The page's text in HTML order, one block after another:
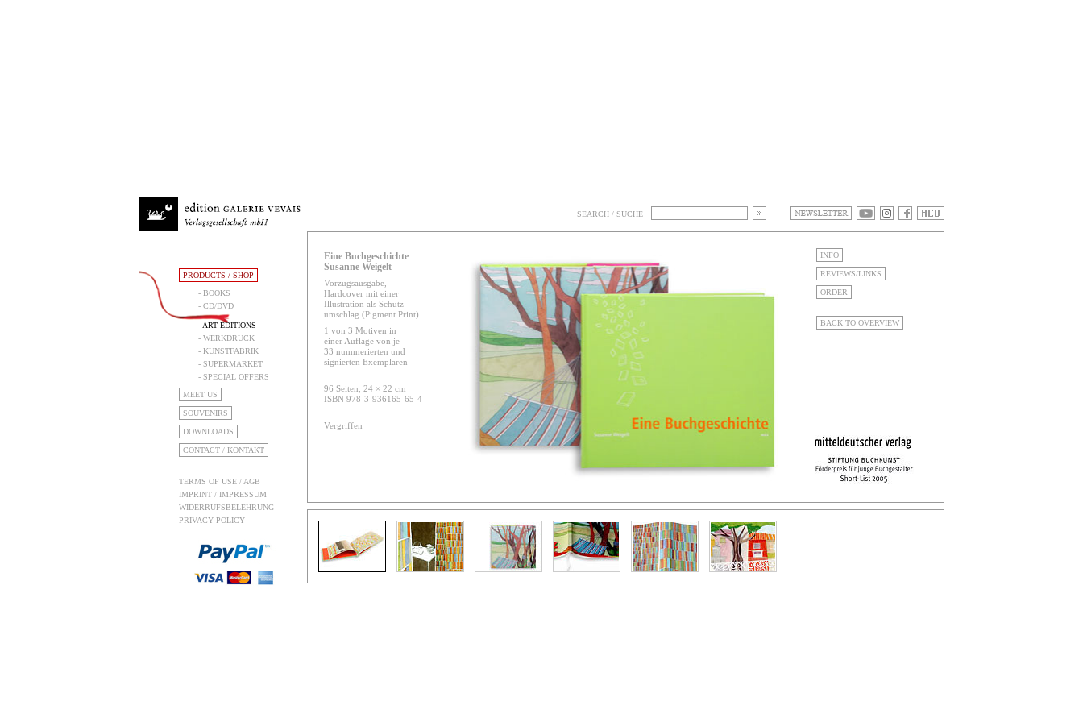
SEARCH / SUCHE
PRODUCTS / SHOP
- BOOKS
- CD/DVD
- ART EDITIONS
- WERKDRUCK
- KUNSTFABRIK
- SUPERMARKET
- SPECIAL OFFERS
MEET US
SOUVENIRS
DOWNLOADS
CONTACT / KONTAKT
TERMS OF USE / AGB
IMPRINT / IMPRESSUM
WIDERRUFSBELEHRUNG
PRIVACY POLICY
Eine Buchgeschichte
Susanne Weigelt
Vorzugsausgabe,
Hardcover mit einer
Illustration als Schutz-
umschlag (Pigment Print)
1 von 3 Motiven in
einer Auflage von je
33 nummerierten und
signierten Exemplaren
96 Seiten, 24 × 22 cm
ISBN 978-3-936165-65-4
Vergriffen
INFO
REVIEWS/LINKS
ORDER
BACK TO OVERVIEW